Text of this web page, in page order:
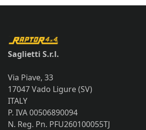
Saglietti S.r.l.
Via Piave, 33
17047 Vado Ligure (SV)
ITALY
P. IVA 00506890094
N. Reg. Pn. PFU260100055TJ